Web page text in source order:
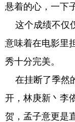
悬着的心，一下
这个成绩不仅
意味着在电影里
秀十分完美。
在挂断了季然
开，林庚新丶李
贺，孟子意更是